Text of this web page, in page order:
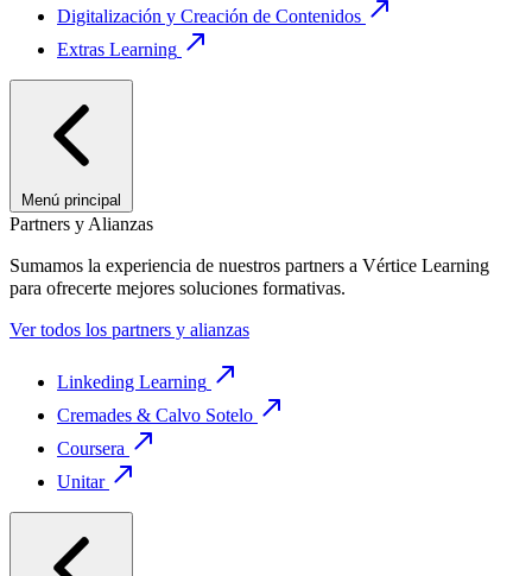
Digitalización y Creación de Contenidos
Extras Learning
Menú principal
Partners y Alianzas
Sumamos la experiencia de nuestros partners a Vértice Learning
para ofrecerte mejores soluciones formativas.
Ver todos los partners y alianzas
Linkeding Learning
Cremades & Calvo Sotelo
Coursera
Unitar